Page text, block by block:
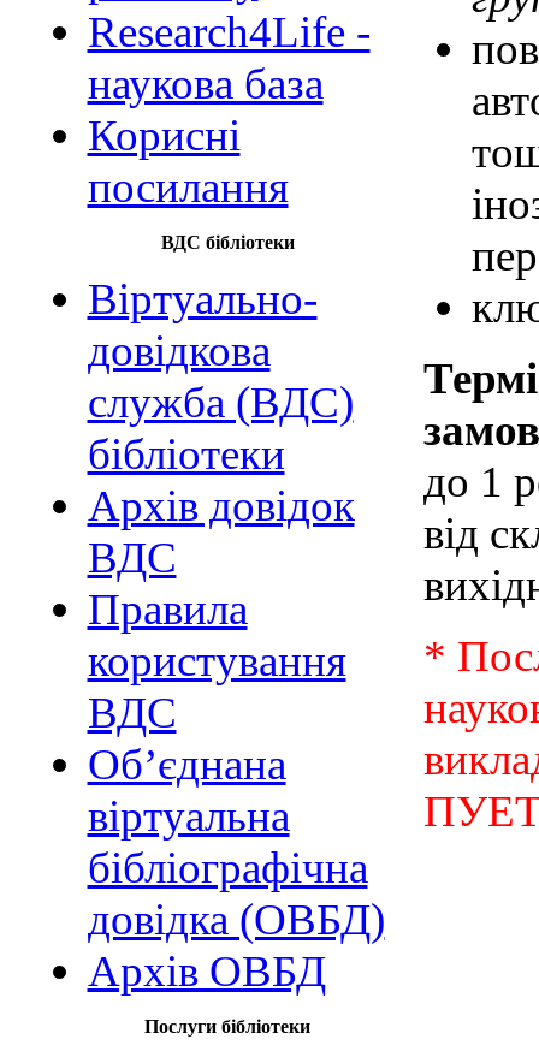
Research4Life -
наукова база
Корисні
посилання
ВДС бібліотеки
Віртуально-
довідкова
служба (ВДС)
бібліотеки
Архів довідок
ВДС
Правила
користування
ВДС
Об’єднана
віртуальна
бібліографічна
довідка (ОВБД)
Архів ОВБД
Послуги бібліотеки
до 1
від
*